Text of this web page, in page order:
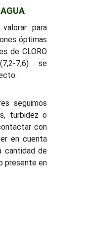
para
óptimas
de CLORO
7,6) se
seguimos
turbidez o
con
en cuenta
cantidad de
presente en